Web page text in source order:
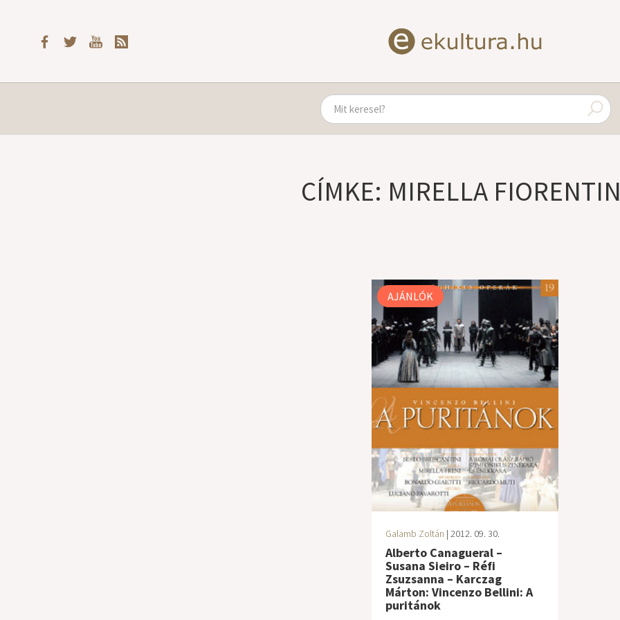
CÍMKE: MIRELLA
AJÁNLÓK
Galamb Zoltán | 2012. 09. 30.
Alberto Canagueral –
Susana Sieiro – Réfi
Zsuzsanna – Karczag
Márton: Vincenzo Bellini: A
puritánok